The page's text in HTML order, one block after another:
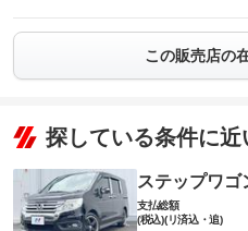
この販売店の
探している条件に近
ステップワゴ
支払総額
(税込)(リ済込・追)